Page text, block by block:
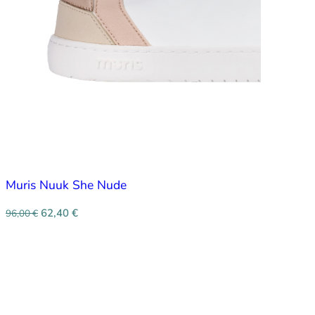
Muris Nuuk She Nude
96,00€ 62,40 €